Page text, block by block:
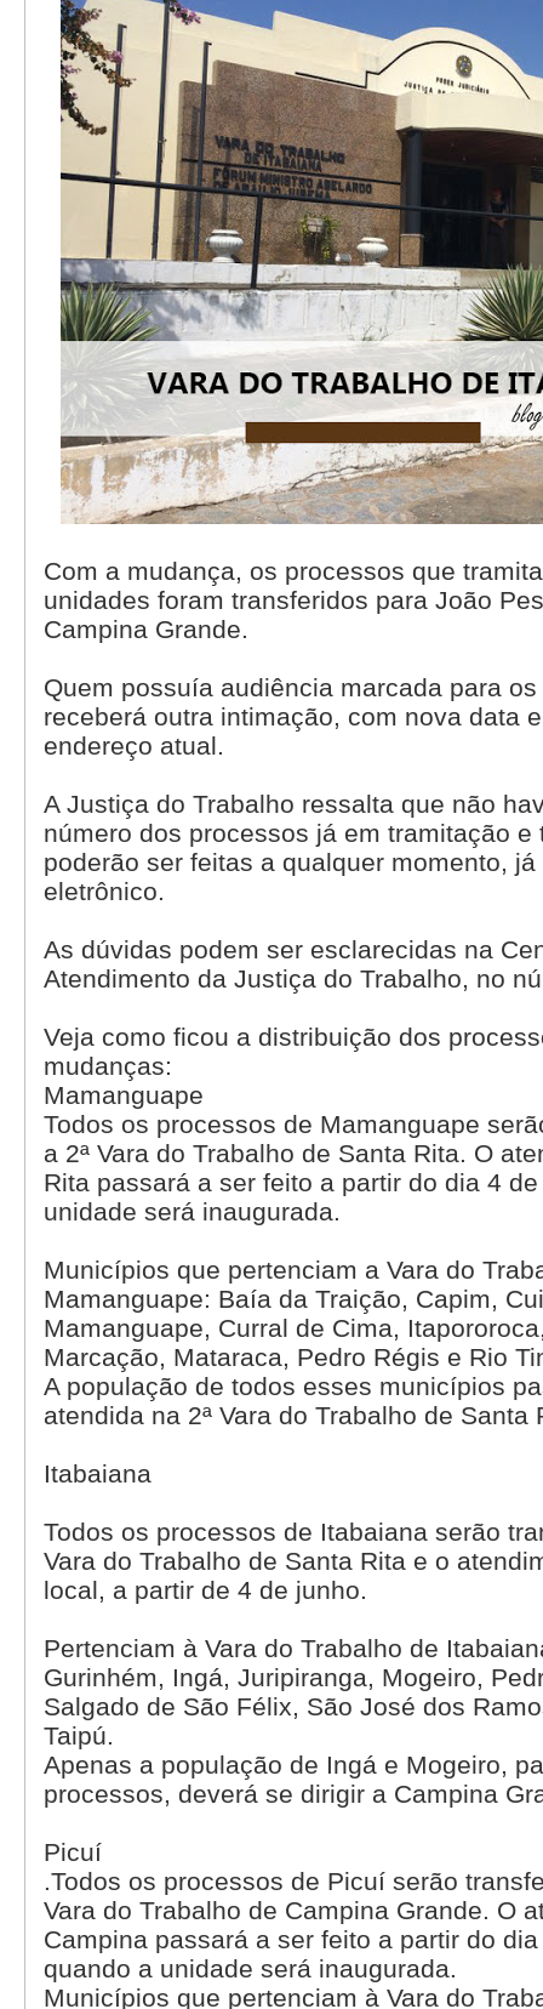
Com a mudança, os processos que
unidades foram transferidos para João
Campina Grande.
Quem possuía audiência marcada para
receberá outra intimação, com nova data
endereço atual.
A Justiça do Trabalho ressalta que não
número dos processos já em tramitação e
poderão ser feitas a qualquer momento,
eletrônico.
As dúvidas podem ser esclarecidas na
Atendimento da Justiça do Trabalho, no
Veja como ficou a distribuição dos
mudanças:
Mamanguape
Todos os processos de Mamanguape
a 2ª Vara do Trabalho de Santa Rita. O
Rita passará a ser feito a partir do dia 4
unidade será inaugurada.
Municípios que pertenciam a Vara do
Mamanguape: Baía da Traição, Capim,
Mamanguape, Curral de Cima,
Marcação, Mataraca, Pedro Régis e Rio
A população de todos esses municípios
atendida na 2ª Vara do Trabalho de Santa
Itabaiana
Todos os processos de Itabaiana serão
Vara do Trabalho de Santa Rita e o
local, a partir de 4 de junho.
Pertenciam à Vara do Trabalho de
Gurinhém, Ingá, Juripiranga, Mogeiro,
Salgado de São Félix, São José dos
Taipú.
Apenas a população de Ingá e Mogeiro,
processos, deverá se dirigir a Campina
Picuí
.Todos os processos de Picuí serão
Vara do Trabalho de Campina Grande. O
Campina passará a ser feito a partir do
quando a unidade será inaugurada.
Municípios que pertenciam à Vara do